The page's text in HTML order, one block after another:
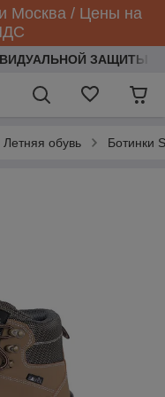
Москва / Цены на
ЗАЩИТЫ
Летняя обувь Ботинки